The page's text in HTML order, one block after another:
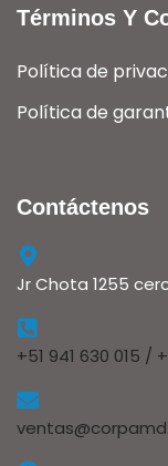
Términos Y
Política de
Política de
Contáctenos
Jr Chota 1255
+51 941 630 015 /